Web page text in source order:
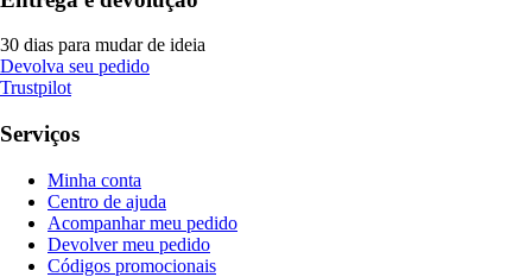
30 dias para mudar de ideia
Devolva seu pedido
Trustpilot
Serviços
Minha conta
Centro de ajuda
Acompanhar meu pedido
Devolver meu pedido
Códigos promocionais